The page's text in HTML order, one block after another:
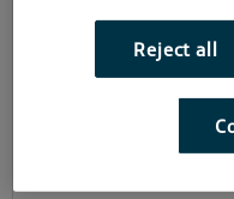
Reject all